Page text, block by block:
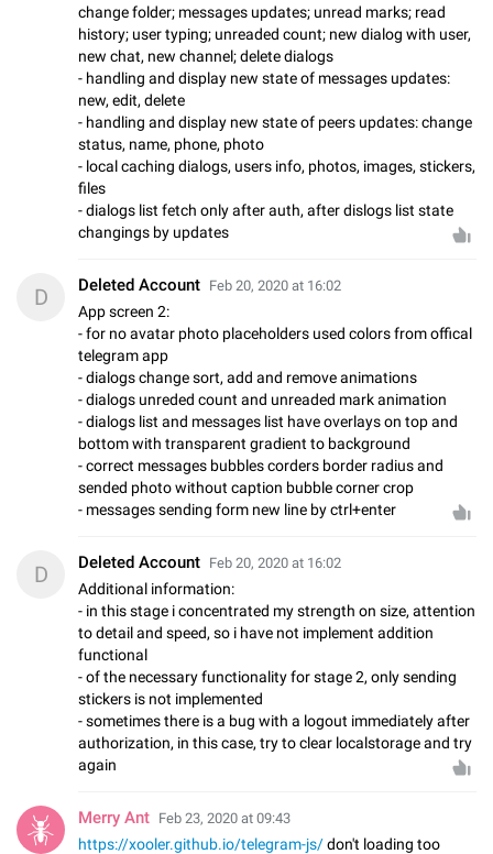
change folder; messages updates; unread marks; read
history; user typing; unreaded count; new dialog with user,
new chat, new channel; delete dialogs
- handling and display new state of messages updates:
new, edit, delete
- handling and display new state of peers updates: change
status, name, phone, photo
- local caching dialogs, users info, photos, images, stickers,
files
- dialogs list fetch only after auth, after dislogs list state
changings by updates
D Deleted Account Feb 20, 2020 at 16:02
App screen 2:
- for no avatar photo placeholders used colors from offical
telegram app
- dialogs change sort, add and remove animations
- dialogs unreded count and unreaded mark animation
- dialogs list and messages list have overlays on top and
bottom with transparent gradient to background
- correct messages bubbles corders border radius and
sended photo without caption bubble corner crop
- messages sending form new line by ctrl+enter
D Deleted Account Feb 20, 2020 at 16:02
Additional information:
- in this stage i concentrated my strength on size, attention
to detail and speed, so i have not implement addition
functional
- of the necessary functionality for stage 2, only sending
stickers is not implemented
- sometimes there is a bug with a logout immediately after
authorization, in this case, try to clear localstorage and try
again
Merry Ant Feb 23, 2020 at 09:43
https://xooler.github.io/telegram-js/don't loading too